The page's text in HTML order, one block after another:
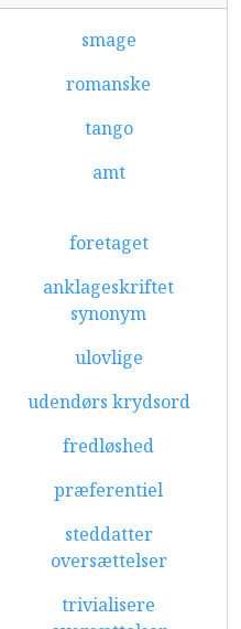
smage
romanske
tango
amt
foretaget
anklageskriftet
synonym
ulovlige
udendørs krydsord
fredløshed
præferentiel
steddatter
oversættelser
trivialisere